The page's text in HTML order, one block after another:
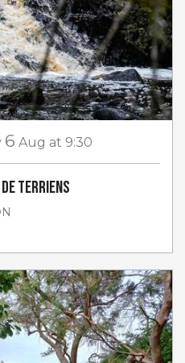
6 Aug at 9:30
Terriens